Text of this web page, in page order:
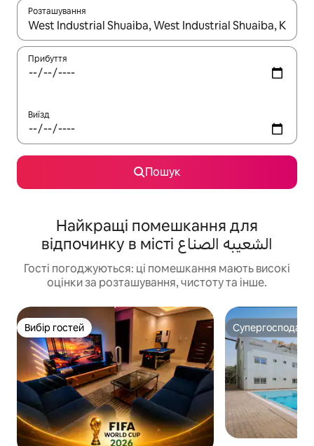
Розташування
Отримавши результати пошуку, використовуйте для
Прибуття
Виїзд
Пошук
Найкращі помешкання для
відпочинку в місті الشعيبه الصناع
Гості погоджуються: ці помешкання мають високі
оцінки за розташування, чистоту та інше.
Вибір гостей
Вибір гостей Супергосподар
Супергосподар